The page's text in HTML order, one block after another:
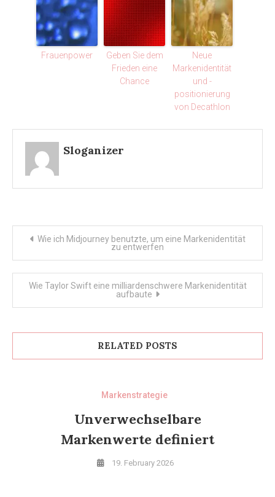
Frauenpower
Geben Sie dem
Frieden eine
Chance
Neue
Markenidentität
und -
positionierung
von Decathlon
Sloganizer
Post
navigation
Wie ich Midjourney benutzte, um eine Markenidentität
zu entwerfen
Wie Taylor Swift eine milliardenschwere Markenidentität
aufbaute
RELATED POSTS
Markenstrategie
Unverwechselbare
Markenwerte definiert
19. February 2026